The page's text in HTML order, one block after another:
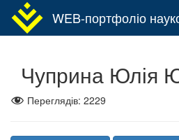
WEB-портфоліо
Чуприна Юлія
Переглядів: 2229